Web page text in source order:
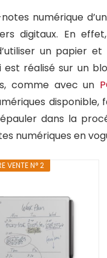
numérique
digitaux. En
un papier
est réalisé sur un
comme avec un
disponible,
dans la
numériques en
VENTE N° 2